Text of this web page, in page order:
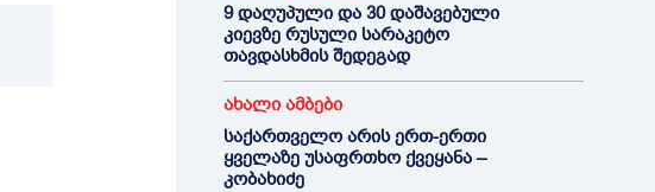
9 დაღუპული და 30 დაშავებული
კიევზე რუსული სარაკეტო
თავდასხმის შედეგად
ახალი ამბები
საქართველო არის ერთ-ერთი
ყველაზე უსაფრთხო ქვეყანა –
კობახიძე